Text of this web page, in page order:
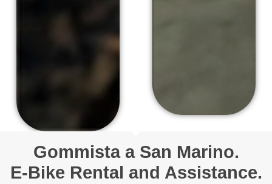
Gommista a San Marino.
E-Bike Rental and Assistance.